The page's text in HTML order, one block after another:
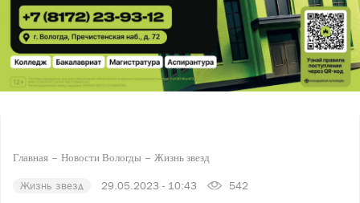
Главная Новости Вологды Жизнь звезд
Жизнь звезд 29.05.2023 - 10:43 542